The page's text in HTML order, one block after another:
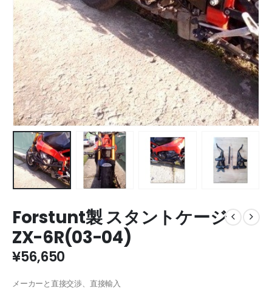
Forstunt製 スタントケージ
ZX-6R(03-04)
¥56,650
メーカーと直接交渉、直接輸入